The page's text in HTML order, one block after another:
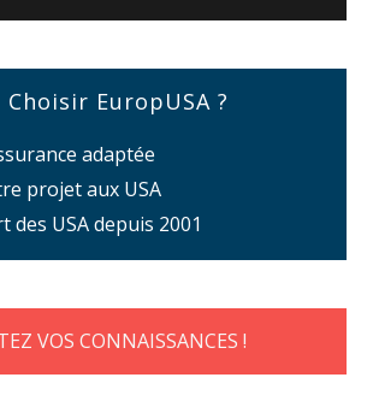
EuropUSA ?
adaptée
projet aux USA
des USA depuis 2001
VOS CONNAISSANCES !